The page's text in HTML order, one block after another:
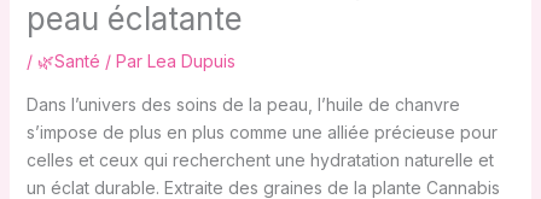
peau éclatante
/ 🌿Santé / Par Lea Dupuis
Dans l’univers des soins de la peau, l’huile de chanvre
s’impose de plus en plus comme une alliée précieuse pour
celles et ceux qui recherchent une hydratation naturelle et
un éclat durable. Extraite des graines de la plante Cannabis